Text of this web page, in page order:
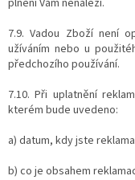
7.9. Vadou Zboží není
užíváním nebo u
předchozího používání.
7.10. Při uplatnění
kterém bude uvedeno:
a) datum, kdy jste
b) co je obsahem